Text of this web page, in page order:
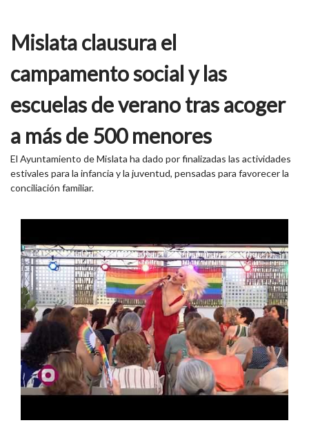
Mislata clausura el
campamento social y las
escuelas de verano tras acoger
a más de 500 menores
El Ayuntamiento de Mislata ha dado por finalizadas las actividades
estivales para la infancia y la juventud, pensadas para favorecer la
conciliación familiar.